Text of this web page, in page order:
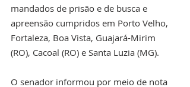
mandados de prisão e de busca e
apreensão cumpridos em Porto Velho,
Fortaleza, Boa Vista, Guajará-Mirim
(RO), Cacoal (RO) e Santa Luzia (MG).
O senador informou por meio de nota